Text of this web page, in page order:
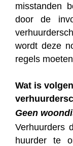
misstanden
door de
wordt deze
regels
Wat is
Geen
Verhuurders
huurder te